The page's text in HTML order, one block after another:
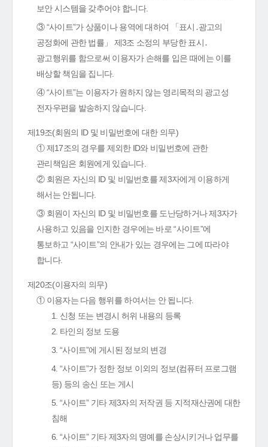
보안 시스템을 갖추어야 합니다.
③ “사이트”가 상품이나 용역에 대하여 「표시․광고의
공정화에 관한 법률」 제3조 소정의 부당한 표시․
광고행위를 함으로써 이용자가 손해를 입은 때에는 이를
배상할 책임을 집니다.
④ “사이트”는 이용자가 원하지 않는 영리목적의 광고성
전자우편을 발송하지 않습니다.
제19조(회원의 ID 및 비밀번호에 대한 의무)
① 제17조의 경우를 제외한 ID와 비밀번호에 관한
관리책임은 회원에게 있습니다.
② 회원은 자신의 ID 및 비밀번호를 제3자에게 이용하게
해서는 안됩니다.
③ 회원이 자신의 ID 및 비밀번호를 도난당하거나 제3자가
사용하고 있음을 인지한 경우에는 바로 “사이트”에
통보하고 “사이트”의 안내가 있는 경우에는 그에 따라야
합니다.
제20조(이용자의 의무)
① 이용자는 다음 행위를 하여서는 안 됩니다.
1. 신청 또는 변경시 허위 내용의 등록
2. 타인의 정보 도용
3. “사이트”에 게시된 정보의 변경
4. “사이트”가 정한 정보 이외의 정보(컴퓨터 프로그램
등) 등의 송신 또는 게시
5. “사이트” 기타 제3자의 저작권 등 지적재산권에 대한
침해
6. “사이트” 기타 제3자의 명예를 손상시키거나 업무를